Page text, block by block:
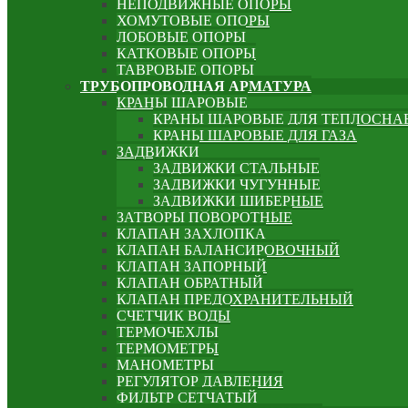
НЕПОДВИЖНЫЕ ОПОРЫ
ХОМУТОВЫЕ ОПОРЫ
ЛОБОВЫЕ ОПОРЫ
КАТКОВЫЕ ОПОРЫ
ТАВРОВЫЕ ОПОРЫ
ТРУБОПРОВОДНАЯ АРМАТУРА
КРАНЫ ШАРОВЫЕ
КРАНЫ ШАРОВЫЕ ДЛЯ
КРАНЫ ШАРОВЫЕ ДЛЯ ГАЗА
ЗАДВИЖКИ
ЗАДВИЖКИ СТАЛЬНЫЕ
ЗАДВИЖКИ ЧУГУННЫЕ
ЗАДВИЖКИ ШИБЕРНЫЕ
ЗАТВОРЫ ПОВОРОТНЫЕ
КЛАПАН ЗАХЛОПКА
КЛАПАН БАЛАНСИРОВОЧНЫЙ
КЛАПАН ЗАПОРНЫЙ
КЛАПАН ОБРАТНЫЙ
КЛАПАН ПРЕДОХРАНИТЕЛЬНЫЙ
СЧЕТЧИК ВОДЫ
ТЕРМОЧЕХЛЫ
ТЕРМОМЕТРЫ
МАНОМЕТРЫ
РЕГУЛЯТОР ДАВЛЕНИЯ
ФИЛЬТР СЕТЧАТЫЙ